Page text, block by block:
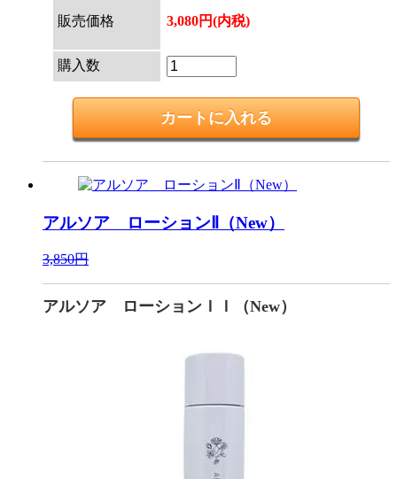
販売価格 3,080円(内税)
購入数
アルソア ローションⅡ（New）
3,850円
アルソア ローションＩＩ（New）